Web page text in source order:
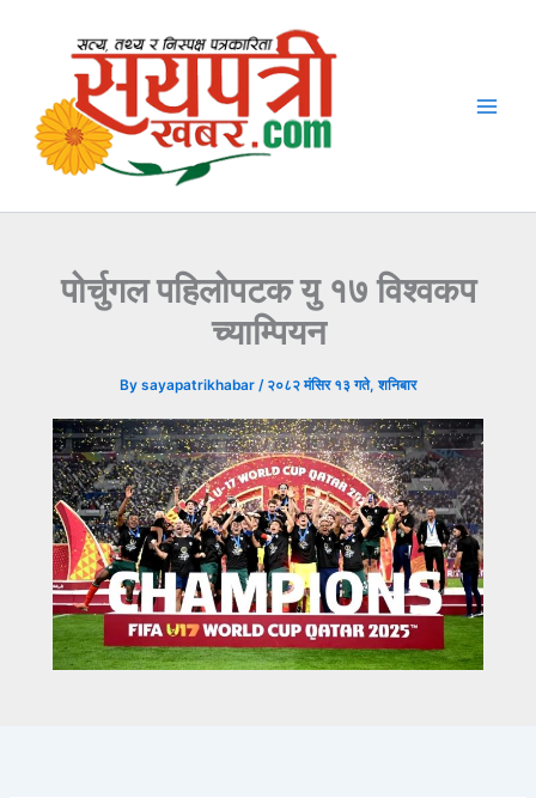
पोर्चुगल पहिलोपटक यु १७ विश्वकप
च्याम्पियन
By sayapatrikhabar / २०८२ मंसिर १३ गते, शनिबार